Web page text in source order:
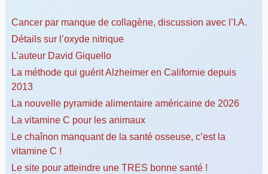
Cancer par manque de collagène, discussion avec l’I.A.
Détails sur l’oxyde nitrique
L’auteur David Giquello
La méthode qui guérit Alzheimer en Californie depuis
2013
La nouvelle pyramide alimentaire américaine de 2026
La vitamine C pour les animaux
Le chaînon manquant de la santé osseuse, c’est la
vitamine C !
Le site pour atteindre une TRES bonne santé !